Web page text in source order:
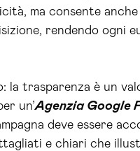
ma consente
rendendo ogni
la trasparenza è un
un’Agenzia Google
deve essere
e chiari che